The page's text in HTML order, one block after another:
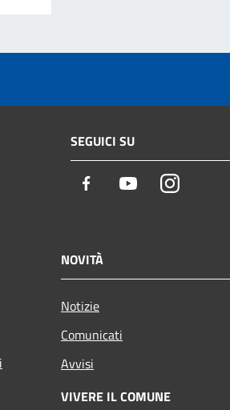
SEGUICI SU
Facebook YoutubeInstagram
NOVITÀ
Notizie
Comunicati
Avvisi
VIVERE IL COMUNE